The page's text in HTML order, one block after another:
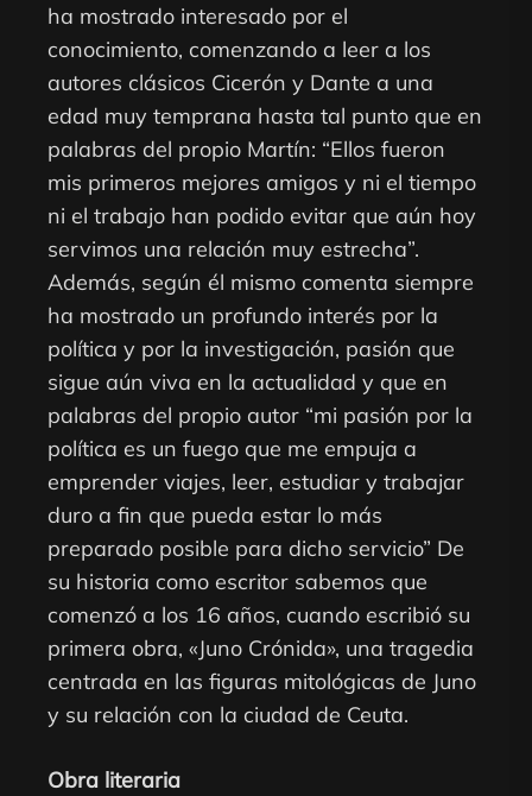
ha mostrado interesado por el
conocimiento, comenzando a leer a los
autores clásicos Cicerón y Dante a una
edad muy temprana hasta tal punto que en
palabras del propio Martín: “Ellos fueron
mis primeros mejores amigos y ni el tiempo
ni el trabajo han podido evitar que aún hoy
servimos una relación muy estrecha”.
Además, según él mismo comenta siempre
ha mostrado un profundo interés por la
política y por la investigación, pasión que
sigue aún viva en la actualidad y que en
palabras del propio autor “mi pasión por la
política es un fuego que me empuja a
emprender viajes, leer, estudiar y trabajar
duro a fin que pueda estar lo más
preparado posible para dicho servicio” De
su historia como escritor sabemos que
comenzó a los 16 años, cuando escribió su
primera obra, «Juno Crónida», una tragedia
centrada en las figuras mitológicas de Juno
y su relación con la ciudad de Ceuta.
Obra literaria